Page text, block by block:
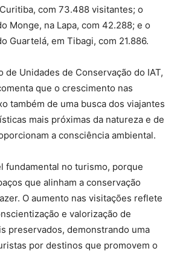
com 73.488 visitantes; o
Monge, na Lapa, com 42.288; e o
Guartelá, em Tibagi, com 21.886.
de Unidades de Conservação do IAT,
que o crescimento nas
também de uma busca dos viajantes
mais próximas da natureza e de
a consciência ambiental.
fundamental no turismo, porque
que alinham a conservação
O aumento nas visitações reflete
e valorização de
preservados, demonstrando uma
por destinos que promovem o